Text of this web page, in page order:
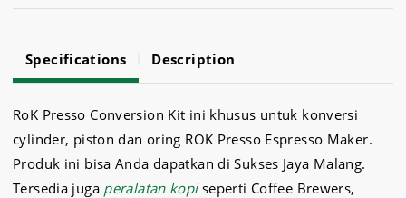
Specifications Description
RoK Presso Conversion Kit ini khusus untuk konversi
cylinder, piston dan oring ROK Presso Espresso Maker.
Produk ini bisa Anda dapatkan di Sukses Jaya Malang.
Tersedia juga peralatan kopiseperti Coffee Brewers,